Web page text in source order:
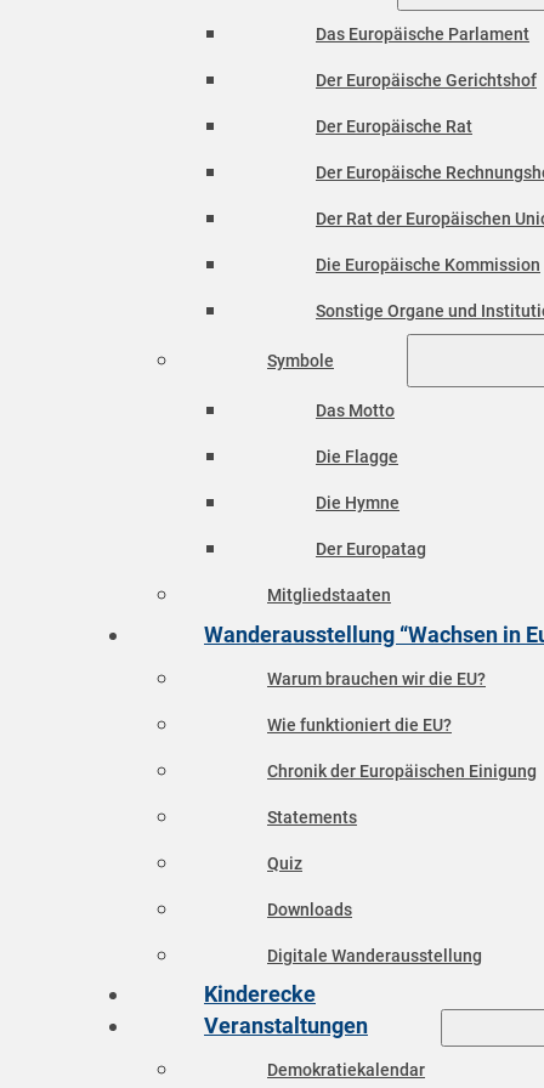
Das Europäische Parlament
Der Europäische Gerichtshof
Der Europäische Rat
Der Europäische
Der Rat der Europäischen
Die Europäische Kommission
Sonstige Organe und
Symbole
Das Motto
Die Flagge
Die Hymne
Der Europatag
Mitgliedstaaten
Wanderausstellung “Wachsen in
Warum brauchen wir die EU?
Wie funktioniert die EU?
Chronik der Europäischen Einigung
Statements
Quiz
Downloads
Digitale Wanderausstellung
Kinderecke
Veranstaltungen
Demokratiekalendar